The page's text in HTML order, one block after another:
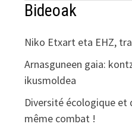
Bideoak
Niko Etxart eta EHZ,
Arnasguneen gaia:
ikusmoldea
Diversité écologique et
même combat !